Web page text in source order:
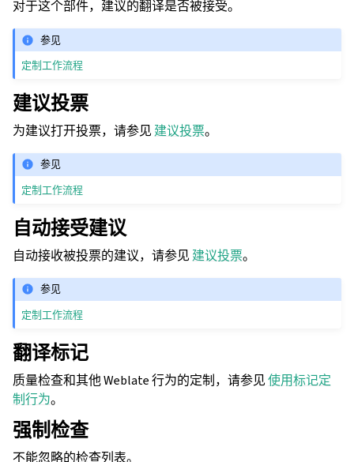
对于这个部件，建议的翻译是否被接受。
参见
定制工作流程
建议投票
为建议打开投票，请参见 建议投票。
参见
定制工作流程
自动接受建议
自动接收被投票的建议，请参见 建议投票。
参见
定制工作流程
翻译标记
质量检查和其他 Weblate 行为的定制，请参见使用标记定
制行为。
强制检查
不能忽略的检查列表。